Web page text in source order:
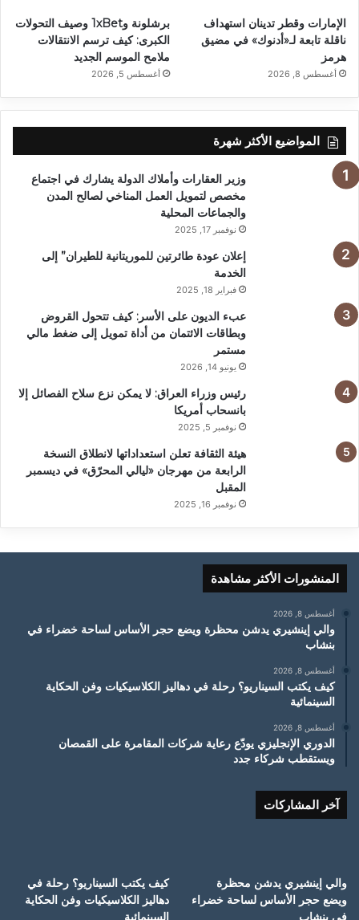
الإمارات وقطر تدينان استهداف
ناقلة تابعة لـ«أدنوك» في مضيق
هرمز
أغسطس 8, 2026
برشلونة و1xBet وصيف التحولات
الكبرى: كيف ترسم الانتقالات
ملامح الموسم الجديد
أغسطس 5, 2026
المواضيع الأكثر شهرة
وزير العقارات وأملاك الدولة يشارك في اجتماع
مخصص لتمويل العمل المناخي لصالح المدن
والجماعات المحلية
نوفمبر 17, 2025
إعلان عودة طائرتين للموريتانية للطيران” إلى
الخدمة
فبراير 18, 2025
عبء الديون على الأسر: كيف تتحول القروض
وبطاقات الائتمان من أداة تمويل إلى ضغط مالي
مستمر
يونيو 14, 2026
رئيس وزراء العراق: لا يمكن نزع سلاح الفصائل إلا
بانسحاب أمريكا
نوفمبر 5, 2025
هيئة الثقافة تعلن استعداداتها لانطلاق النسخة
الرابعة من مهرجان «ليالي المحرّق» في ديسمبر
المقبل
نوفمبر 16, 2025
المنشورات الأكثر مشاهدة
أغسطس 8, 2026
والي إينشيري يدشن محظرة ويضع حجر الأساس لساحة خضراء في
بنشاب
أغسطس 8, 2026
كيف يكتب السيناريو؟ رحلة في دهاليز الكلاسيكيات وفن الحكاية
السينمائية
أغسطس 8, 2026
الدوري الإنجليزي يودّع رعاية شركات المقامرة على القمصان
ويستقطب شركاء جدد
آخر المشاركات
والي إينشيري يدشن محظرة
ويضع حجر الأساس لساحة خضراء
في بنشاب
كيف يكتب السيناريو؟ رحلة في
دهاليز الكلاسيكيات وفن الحكاية
السينمائية